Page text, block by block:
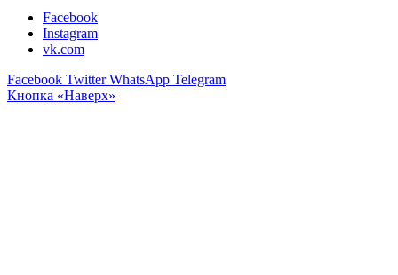
Facebook
Instagram
vk.com
Facebook Twitter WhatsApp Telegram
Кнопка «Наверх»